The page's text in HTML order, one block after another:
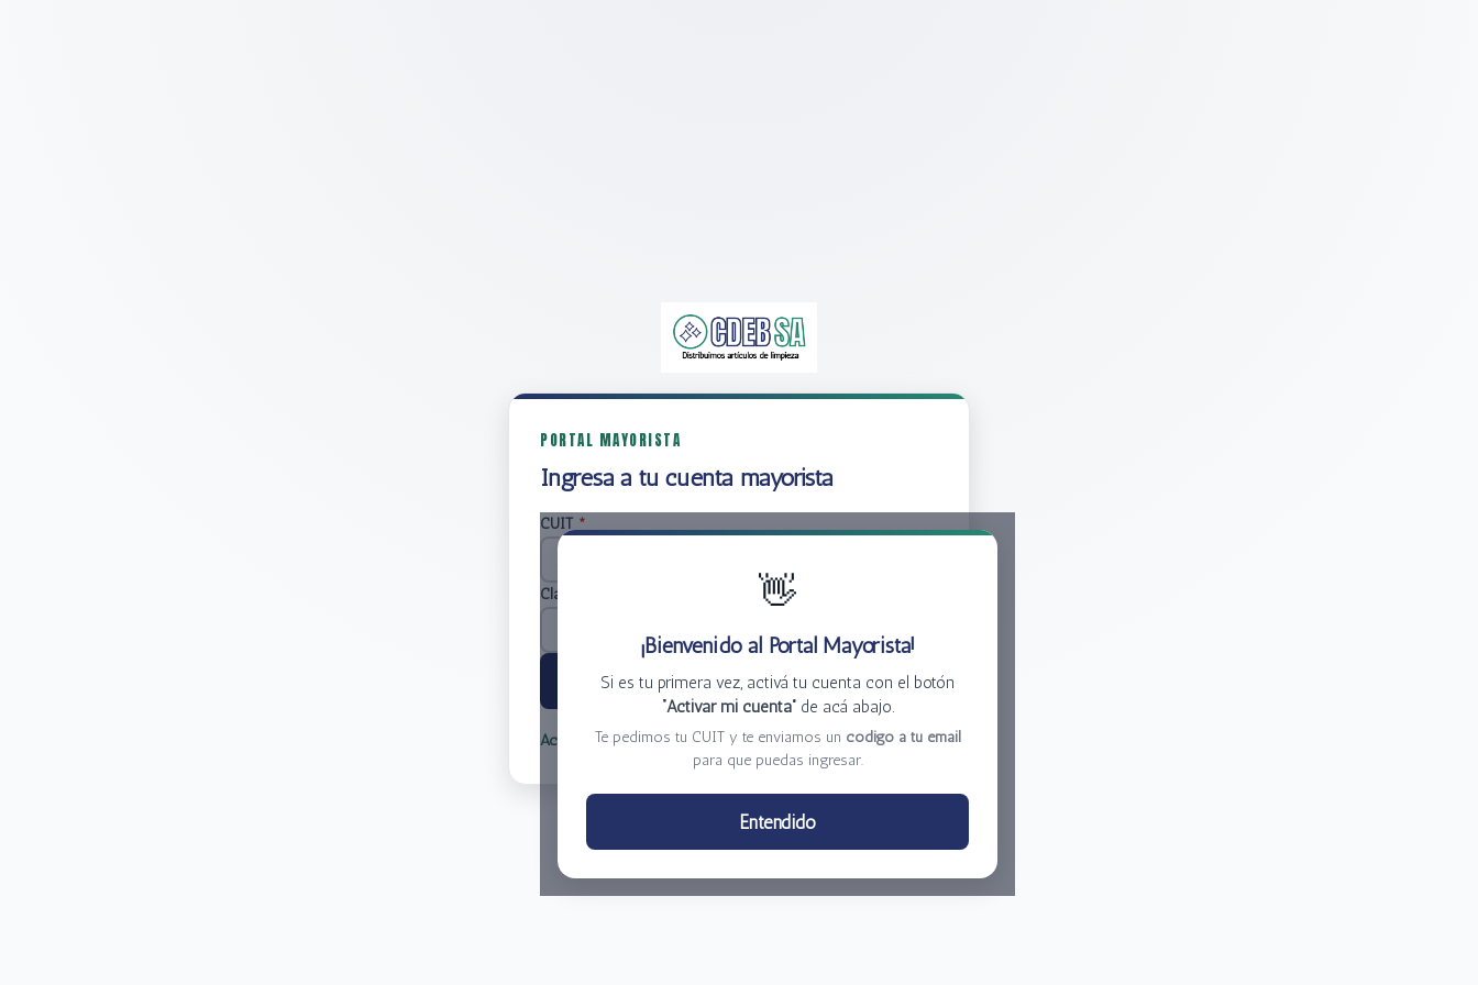
PORTAL MAYORISTA
Ingresá a tu cuenta mayorista
👋
¡Bienvenido al Portal Mayorista!
Si es tu primera vez, activá tu cuenta con el botón
“Activar mi cuenta”de acá abajo.
Te pedimos tu CUIT y te enviamos un código a tu email
para que puedas ingresar.
Entendido
CUIT *
Clave
Ingresar
Activar mi cuenta Olvidé mi clave
Centro de Distribución El Bacha S.A.